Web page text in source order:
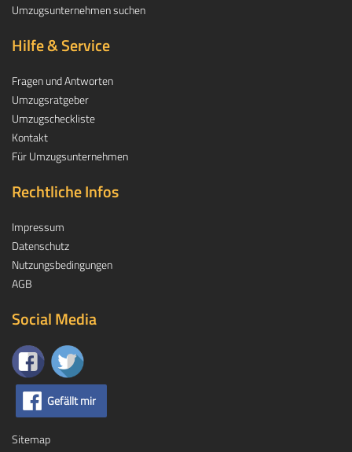
Umzugsunternehmen suchen
Hilfe & Service
Fragen und Antworten
Umzugsratgeber
Umzugscheckliste
Kontakt
Für Umzugsunternehmen
Rechtliche Infos
Impressum
Datenschutz
Nutzungsbedingungen
AGB
Social Media
Gefällt mir
Sitemap